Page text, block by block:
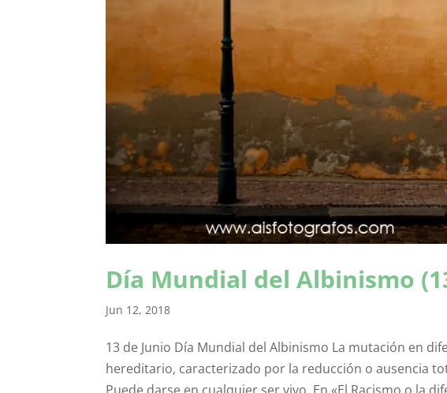
Día Mundial del Albinismo
Jun 12, 2018
13 de Junio Día Mundial del Albinismo La mutación en
hereditario, caracterizado por la reducción o ausencia